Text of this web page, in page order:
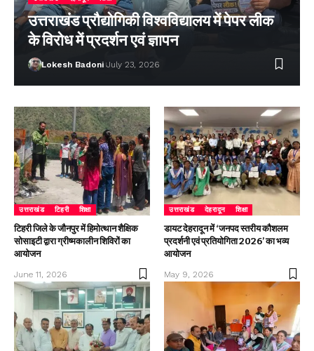
उत्तराखंड प्रौद्योगिकी विश्वविद्यालय में पेपर लीक
के विरोध में प्रदर्शन एवं ज्ञापन
Lokesh Badoni July 23, 2026
उत्तराखंड टिहरी शिक्षा
टिहरी जिले के जौनपुर में हिमोत्थान शैक्षिक
सोसाइटी द्वारा ग्रीष्मकालीन शिविरों का
आयोजन
June 11, 2026
उत्तराखंड देहरादून शिक्षा
डायट देहरादून में ‘जनपद स्तरीय कौशलम
प्रदर्शनी एवं प्रतियोगिता 2026’ का भव्य
आयोजन
May 9, 2026